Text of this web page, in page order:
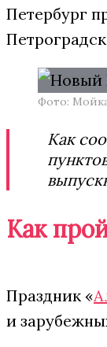
Петербург
Фото:
Как
Как
Праздник «
и